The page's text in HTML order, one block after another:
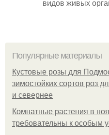
видов живых
Популярные материалы
Кустовые розы для
зимостойких сортов роз
и севернее
Комнатные растения в
требовательны к особым